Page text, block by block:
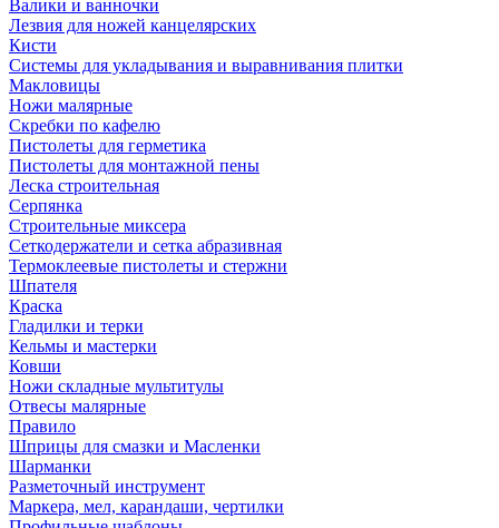
Валики и ванночки
Лезвия для ножей канцелярских
Кисти
Системы для укладывания и выравнивания плитки
Макловицы
Ножи малярные
Скребки по кафелю
Пистолеты для герметика
Пистолеты для монтажной пены
Леска строительная
Серпянка
Строительные миксера
Сеткодержатели и сетка абразивная
Термоклеевые пистолеты и стержни
Шпателя
Краска
Гладилки и терки
Кельмы и мастерки
Ковши
Ножи складные мультитулы
Отвесы малярные
Правило
Шприцы для смазки и Масленки
Шарманки
Разметочный инструмент
Маркера, мел, карандаши, чертилки